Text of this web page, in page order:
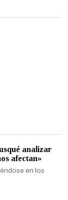
analizar
afectan»
en los